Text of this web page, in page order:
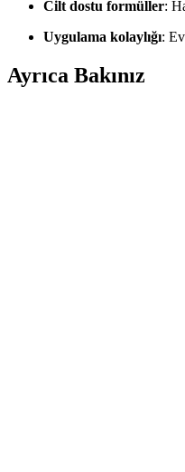
Cilt dostu formüller:
Uygulama kolaylığı:
Ayrıca Bakınız
Doğal kıl dökücü ürünler,
Kıl Dökücü Kremler:
Kıl dökücü kremler,
En İyi Kıl Dökücü
En iyi kıl dökücü kremler,
Kıl Dökücü Spreyler:
Kıl dökücü spreyler,
Kıl Dökücü Ürünler
İstenmeyen tüyler için pratik